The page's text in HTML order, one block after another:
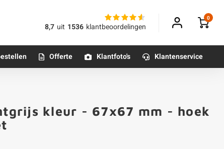
8,7 uit 1536 klantbeoordelingen
0
Betonmortels
Offerte Klantfoto's Klantenservice
kleur - 67x67 mm - hoek